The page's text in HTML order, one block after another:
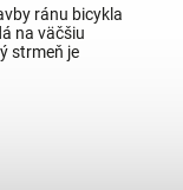
ránu bicykla
na väčšiu
strmeň je